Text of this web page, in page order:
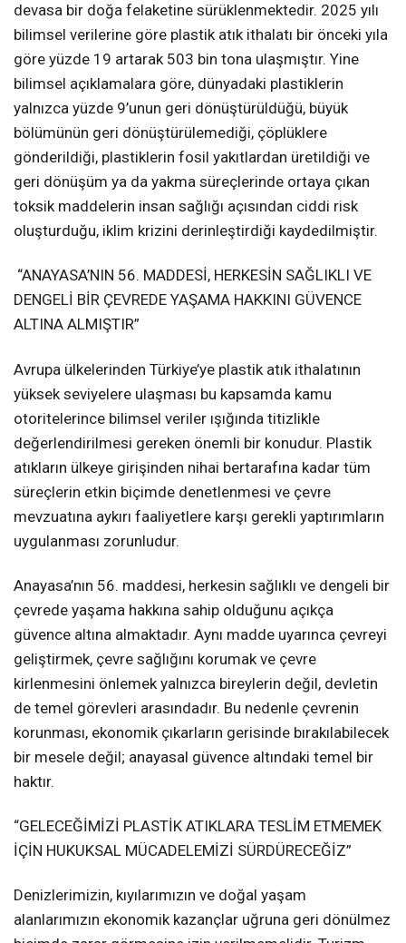
devasa bir doğa felaketine sürüklenmektedir. 2025 yılı
bilimsel verilerine göre plastik atık ithalatı bir önceki yıla
göre yüzde 19 artarak 503 bin tona ulaşmıştır. Yine
bilimsel açıklamalara göre, dünyadaki plastiklerin
yalnızca yüzde 9’unun geri dönüştürüldüğü, büyük
bölümünün geri dönüştürülemediği, çöplüklere
gönderildiği, plastiklerin fosil yakıtlardan üretildiği ve
geri dönüşüm ya da yakma süreçlerinde ortaya çıkan
toksik maddelerin insan sağlığı açısından ciddi risk
oluşturduğu, iklim krizini derinleştirdiği kaydedilmiştir.
“ANAYASA’NIN 56. MADDESİ, HERKESİN SAĞLIKLI VE
DENGELİ BİR ÇEVREDE YAŞAMA HAKKINI GÜVENCE
ALTINA ALMIŞTIR”
Avrupa ülkelerinden Türkiye’ye plastik atık ithalatının
yüksek seviyelere ulaşması bu kapsamda kamu
otoritelerince bilimsel veriler ışığında titizlikle
değerlendirilmesi gereken önemli bir konudur. Plastik
atıkların ülkeye girişinden nihai bertarafına kadar tüm
süreçlerin etkin biçimde denetlenmesi ve çevre
mevzuatına aykırı faaliyetlere karşı gerekli yaptırımların
uygulanması zorunludur.
Anayasa’nın 56. maddesi, herkesin sağlıklı ve dengeli bir
çevrede yaşama hakkına sahip olduğunu açıkça
güvence altına almaktadır. Aynı madde uyarınca çevreyi
geliştirmek, çevre sağlığını korumak ve çevre
kirlenmesini önlemek yalnızca bireylerin değil, devletin
de temel görevleri arasındadır. Bu nedenle çevrenin
korunması, ekonomik çıkarların gerisinde bırakılabilecek
bir mesele değil; anayasal güvence altındaki temel bir
haktır.
“GELECEĞİMİZİ PLASTİK ATIKLARA TESLİM ETMEMEK
İÇİN HUKUKSAL MÜCADELEMİZİ SÜRDÜRECEĞİZ”
Denizlerimizin, kıyılarımızın ve doğal yaşam
alanlarımızın ekonomik kazançlar uğruna geri dönülmez